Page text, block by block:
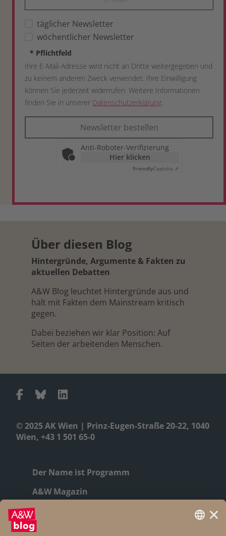
täglicher Newsletter
wöchentlicher Newsletter
* Pflichtfeld
Ihre E-Mail-Adresse wird nicht an Dritte weitergegeben und
zu keinem anderen Zweck verwendet. Ihre Einwilligung
können Sie jederzeit widerrufen. Weitere Informationen
finden Sie in unserer Datenschutzerklärung.
Newsletter bestellen
Anti-Roboter-Verifizierung
Hier klicken
FriendlyCaptcha ⇗
© 2025 AK Wien | Prinz-Eugen-Straße 20-22, 1040
Wien, +43 1 501 65-0
Der Name ist Programm
A&W Magazin
Geschichte
Über diesen Blog
Hintergründe, Argumente & Fakten zu
aktuellen Debatten
A&W Blog leuchtet Hintergründe aus und
hält mit Fakten dem Mainstream kritisch
gegen.
Dabei beziehen wir klar Position: Auf
Seiten der arbeitenden Menschen.